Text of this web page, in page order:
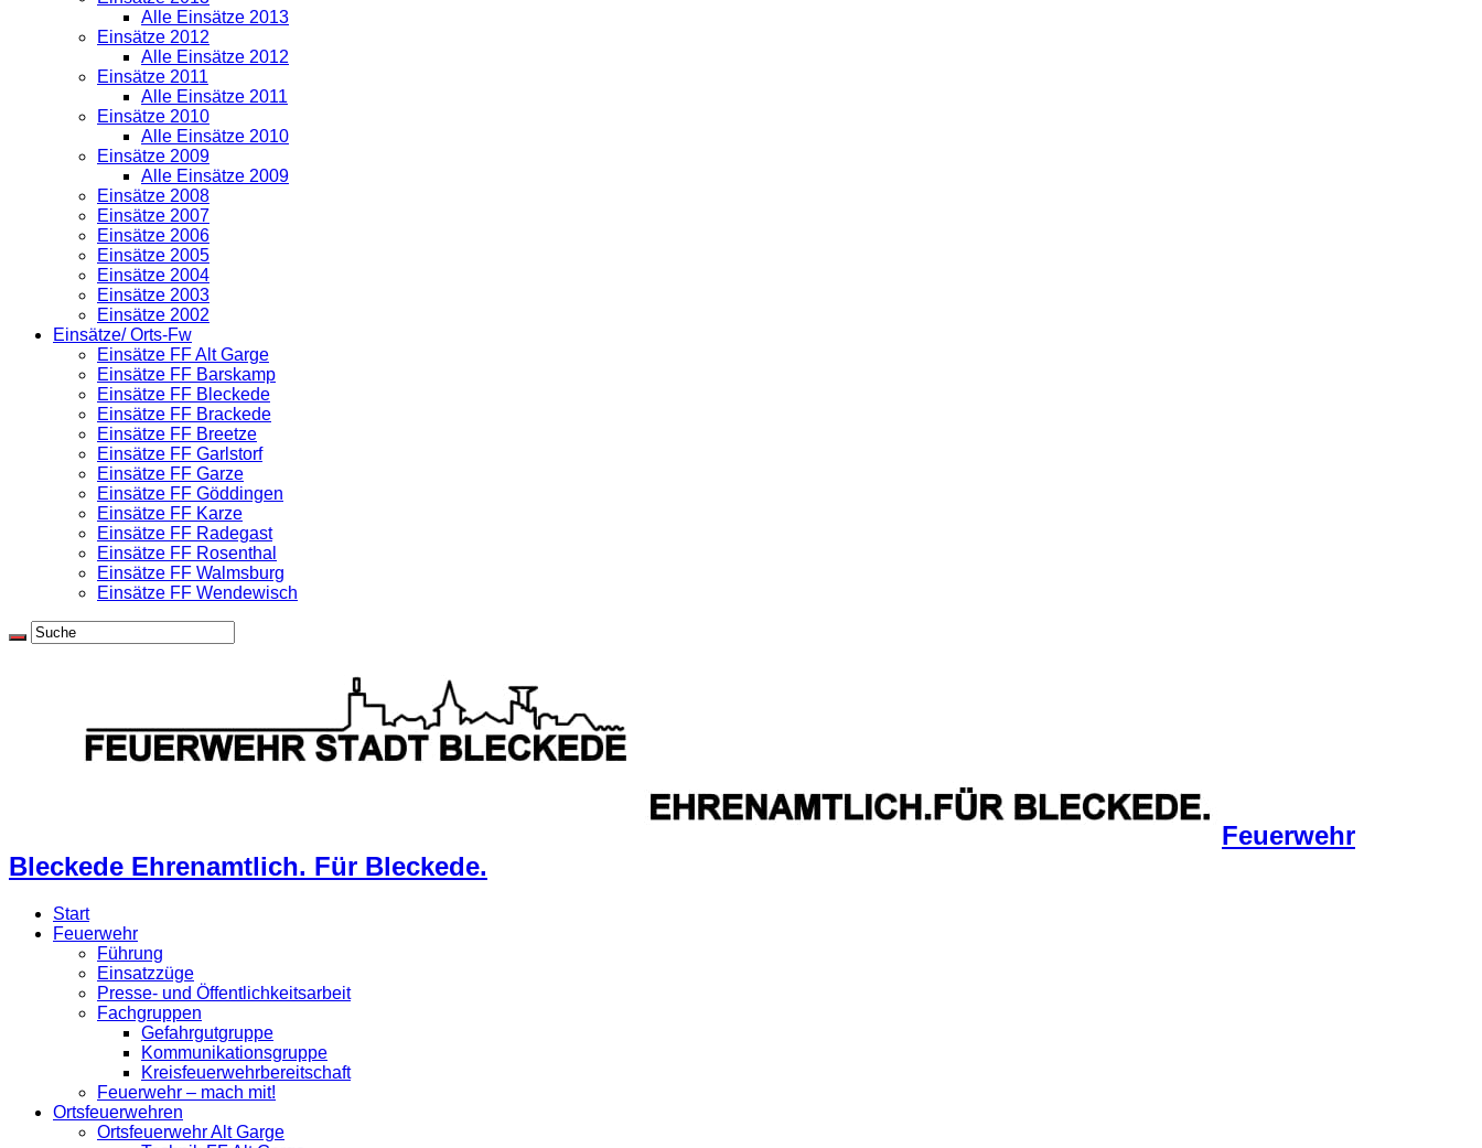
Alle Einsätze 2013
Einsätze 2012
Alle Einsätze 2012
Einsätze 2011
Alle Einsätze 2011
Einsätze 2010
Alle Einsätze 2010
Einsätze 2009
Alle Einsätze 2009
Einsätze 2008
Einsätze 2007
Einsätze 2006
Einsätze 2005
Einsätze 2004
Einsätze 2003
Einsätze 2002
Einsätze/ Orts-Fw
Einsätze FF Alt Garge
Einsätze FF Barskamp
Einsätze FF Bleckede
Einsätze FF Brackede
Einsätze FF Breetze
Einsätze FF Garlstorf
Einsätze FF Garze
Einsätze FF Göddingen
Einsätze FF Karze
Einsätze FF Radegast
Einsätze FF Rosenthal
Einsätze FF Walmsburg
Einsätze FF Wendewisch
Feuerwehr
Bleckede Ehrenamtlich. Für Bleckede.
Start
Feuerwehr
Führung
Einsatzzüge
Presse- und Öffentlichkeitsarbeit
Fachgruppen
Gefahrgutgruppe
Kommunikationsgruppe
Kreisfeuerwehrbereitschaft
Feuerwehr – mach mit!
Ortsfeuerwehren
Ortsfeuerwehr Alt Garge